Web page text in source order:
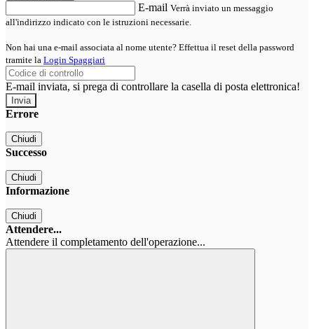
E-mail Verrà inviato un messaggio
all'indirizzo indicato con le istruzioni necessarie.
Non hai una e-mail associata al nome utente? Effettua il reset della password
tramite la Login Spaggiari
E-mail inviata, si prega di controllare la casella di posta elettronica!
Errore
Chiudi
Successo
Chiudi
Informazione
Chiudi
Attendere...
Attendere il completamento dell'operazione...